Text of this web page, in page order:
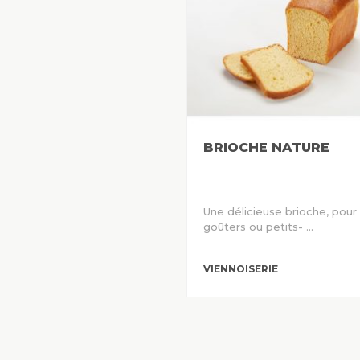
BRIOCHE NATURE
Une délicieuse brioche, pour
goûters ou petits- ...
VIENNOISERIE